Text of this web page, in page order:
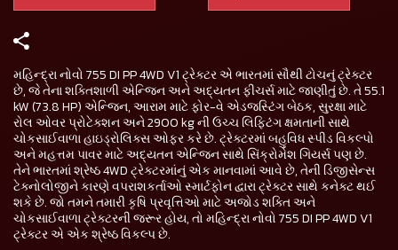
મહિન્દ્રા નોવો 755 DI PP 4WD V1 ટ્રેક્ટર એ ભારતમાં સૌથી ટોચનું ટ્રેક્ટર
છે, જે તેના શક્તિશાળી એન્જિન અને અદ્યતન ફીચર્સ માટે જાણીતું છે. તે 55.1
kW (73.8 HP) એન્જિન, આરામ માટે ફોર-વે એડજસ્ટિંગ બેઠક, સુરક્ષા માટે
રોલ ઓવર પ્રોટેક્શન અને 2900 kg ની ઉચ્ચ લિફ્ટિંગ ક્ષમતાની સાથે
ચોકસાઈવાળા હાઇડ્રોલિક્સ ઓફર કરે છે. ટ્રેક્ટરમાં બહુવિધ સ્પીડ વિકલ્પો
અને મહત્તમ પાવર માટે અદ્યતન એન્જિન સાથે સિંક્રોમેશ ગિયર્સ પણ છે.
તેને ભારતમાં શ્રેષ્ઠ 4WD ટ્રેક્ટરમાંનું એક માનવામાં આવે છે, તેની ડિજીસેન્સ
ટેક્નોલોજીને કારણે વપરાશકર્તાઓ સ્માર્ટફોન દ્વારા ટ્રેક્ટર સાથે કનેક્ટ થઈ
શકે છે. જો તમને તમારી કૃષિ પ્રવૃત્તિઓ માટે અજોડ શક્તિ અને
ચોકસાઈવાળા ટ્રેક્ટરની જરૂર હોય, તો મહિન્દ્રા નોવો 755 DI PP 4WD V1
ટ્રેક્ટર એ એક શ્રેષ્ઠ વિકલ્પ છે.